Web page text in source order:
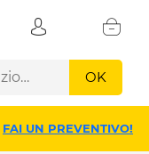
OK
FAI UN PREVENTIVO!